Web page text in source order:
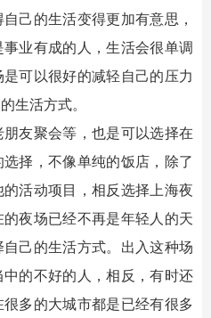
己的生活变得更加有意思，
业有成的人，生活会很单调
可以很好的减轻自己的压力
生活方式。
友聚会等，也是可以选择在
择，不像单纯的饭店，除了
活动项目，相反选择上海夜
夜场已经不再是年轻人的天
己的生活方式。出入这种场
的不好的人，相反，有时还
多的大城市都是已经有很多